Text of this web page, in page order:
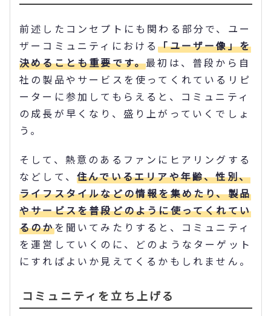
前述したコンセプトにも関わる部分で、ユー
ザーコミュニティにおける「ユーザー像」を
決めることも重要です。最初は、普段から自
社の製品やサービスを使ってくれているリピ
ーターに参加してもらえると、コミュニティ
の成長が早くなり、盛り上がっていくでしょ
う。
そして、熱意のあるファンにヒアリングする
などして、 住んでいるエリアや年齢、性別、
ライフスタイルなどの情報を集めたり、製品
やサービスを普段どのように使ってくれてい
るのかを聞いてみたりすると、コミュニティ
を運営していくのに、どのようなターゲット
にすればよいか見えてくるかもしれません。
コミュニティを立ち上げる